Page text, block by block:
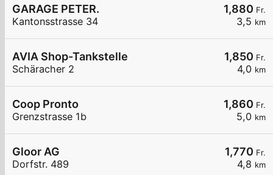
1,880 Fr.
3,5 km
GARAGE PETER.
Kantonsstrasse 34
1,850 Fr.
4,0 km
AVIA Shop-Tankstelle
Schäracher 2
1,860 Fr.
5,0 km
Coop Pronto
Grenzstrasse 1b
1,770 Fr.
4,8 km
Gloor AG
Dorfstr. 489